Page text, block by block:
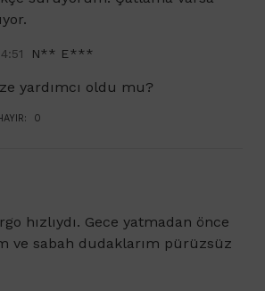
N** E***
yardımcı oldu mu?
0
hızlıydı. Gece yatmadan önce
ve sabah dudaklarım pürüzsüz